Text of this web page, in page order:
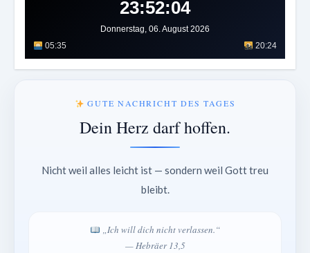
23:52:06
Donnerstag, 06. August 2026
05:35
20:24
GUTE NACHRICHT DES TAGES
Dein Herz darf hoffen.
Nicht weil alles leicht ist — sondern weil Gott treu
bleibt.
„Ich will dich nicht verlassen.“
— Hebräer 13,5